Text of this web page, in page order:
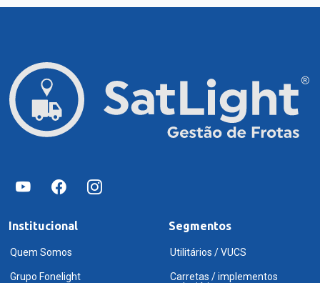
Institucional
Quem Somos
Grupo Fonelight
Segmentos
Utilitários / VUCS
Carretas / implementos